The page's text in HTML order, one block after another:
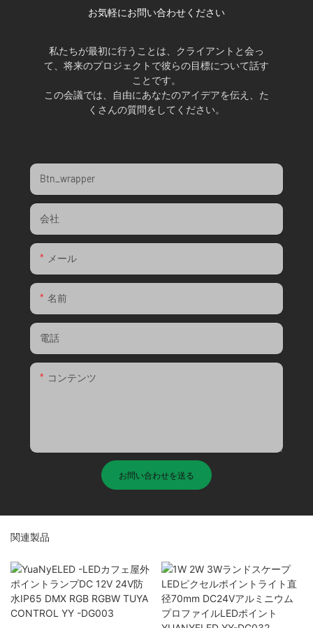
お気軽にお問い合わせください
私たちが最初に行うことは、クライアントと会っ
て、将来のプロジェクトで彼らの目標について話す
ことです。
この会議では、自由にあなたのアイデアを伝え、た
くさんの質問をしてください。
Btn_wrapper
会社
メール
名前
電話
コンテンツ
お問い合わせを送る
関連製品